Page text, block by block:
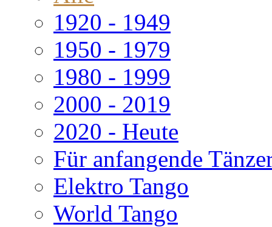
1920 - 1949
1950 - 1979
1980 - 1999
2000 - 2019
2020 - Heute
Für anfangende
Elektro Tango
World Tango